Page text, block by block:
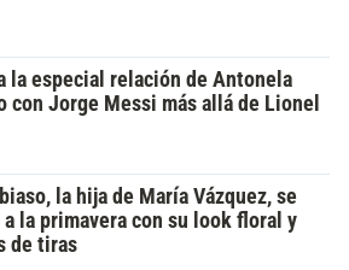
la especial relación de Antonela
con Jorge Messi más allá de Lionel
la hija de María Vázquez, se
la primavera con su look floral y
de tiras